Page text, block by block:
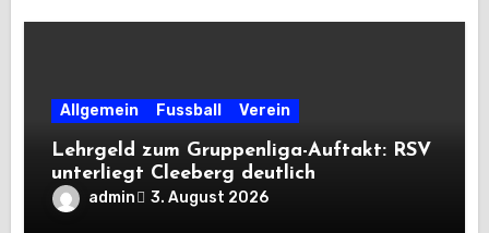
Allgemein Fussball Verein
Lehrgeld zum Gruppenliga-Auftakt: RSV
unterliegt Cleeberg deutlich
admin 3. August 2026